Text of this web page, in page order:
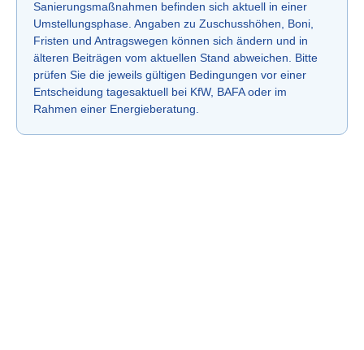
Sanierungsmaßnahmen befinden sich aktuell in einer
Umstellungsphase. Angaben zu Zuschusshöhen, Boni,
Fristen und Antragswegen können sich ändern und in
älteren Beiträgen vom aktuellen Stand abweichen. Bitte
prüfen Sie die jeweils gültigen Bedingungen vor einer
Entscheidung tagesaktuell bei KfW, BAFA oder im
Rahmen einer Energieberatung.